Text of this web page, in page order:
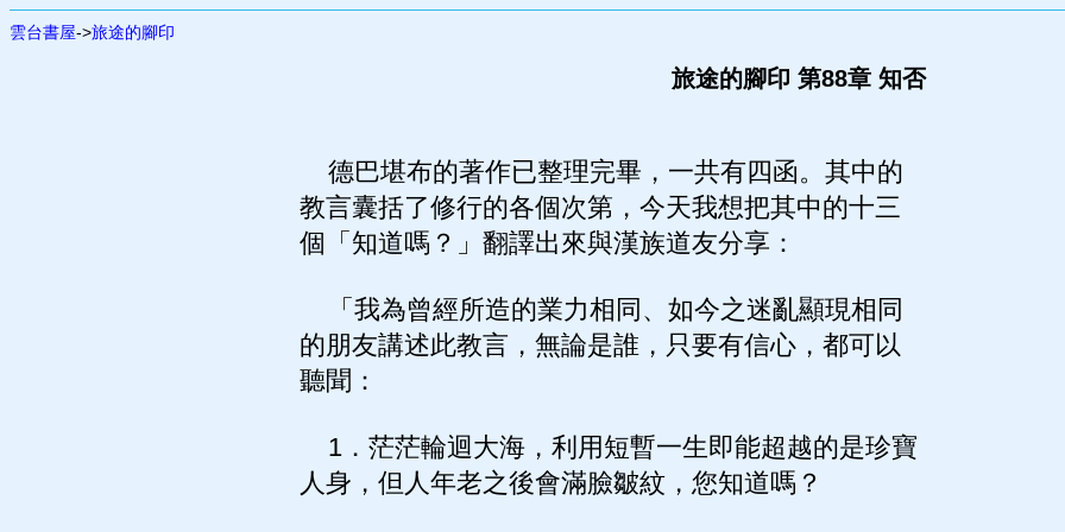
雲台書屋->旅途的腳印
旅途的腳印 第88章 知否
德巴堪布的著作已整理完畢，一共有四函。其中的
教言囊括了修行的各個次第，今天我想把其中的十三
個「知道嗎？」翻譯出來與漢族道友分享：
「我為曾經所造的業力相同、如今之迷亂顯現相同
的朋友講述此教言，無論是誰，只要有信心，都可以
聽聞：
1．茫茫輪迴大海，利用短暫一生即能超越的是珍寶
人身，但人年老之後會滿臉皺紋，您知道嗎？